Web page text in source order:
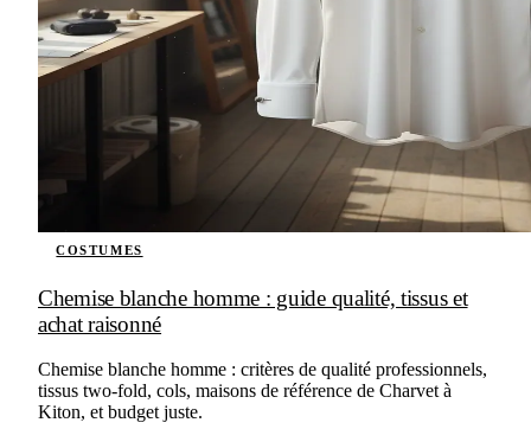
COSTUMES
Chemise blanche homme : guide qualité, tissus et
achat raisonné
Chemise blanche homme : critères de qualité professionnels,
tissus two-fold, cols, maisons de référence de Charvet à
Kiton, et budget juste.